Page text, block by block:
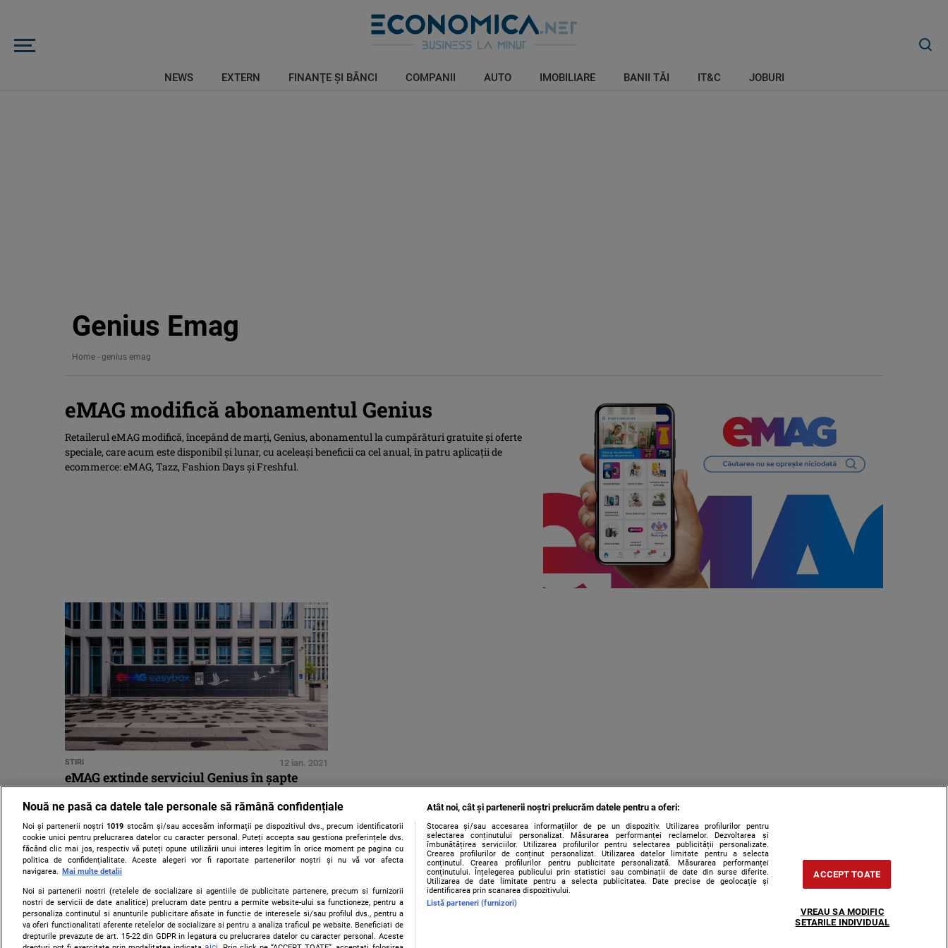
NEWS EXTERN FINANŢE ŞI BĂNCI COMPANII AUTO IMOBILIARE BANII TĂI IT&C JOBURI
Genius Emag
Home - genius emag
eMAG modifică abonamentul Genius
Retailerul eMAG modifică, începând de marți, Genius, abonamentul la cumpărături gratuite și oferte
speciale, care acum este disponibil și lunar, cu aceleași beneficii ca cel anual, în patru aplicații de
ecommerce: eMAG, Tazz, Fashion Days și Freshful.
STIRI 12 ian. 2021
eMAG extinde serviciul Genius în șapte
orașe din țară
Contact
Nouă ne pasă ca datele tale personale să rămână confidențiale
Noi și partenerii noștri1019 stocăm și/sau accesăm informații pe dispozitivul dvs., precum identificatorii
cookie unici pentru prelucrarea datelor cu caracter personal. Puteți accepta sau gestiona preferințele dvs.
făcând clic mai jos, respectiv vă puteți opune utilizării unui interes legitim în orice moment pe pagina cu
politica de confidențialitate. Aceste alegeri vor fi raportate partenerilor noștri și nu vă vor afecta
navigarea.
Mai multe detalii
Noi si partenerii nostri (retelele de socializare si agentiile de publicitate partenere, precum si furnizorii
nostri de servicii de date analitice) prelucram date pentru a permite website-ului sa functioneze, pentru a
personaliza continutul si anunturile publicitare afisate in functie de interesele si/sau profilul dvs., pentru a
va oferi functionalitati aferente retelelor de socializare si pentru a analiza traficul pe website. Beneficiati de
drepturile prevazute de art. 15-22 din GDPR in legatura cu prelucrarea datelor cu caracter personal. Aceste
Atât noi, cât și partenerii noștri prelucrăm datele pentru a oferi:
Stocarea și/sau accesarea informațiilor de pe un dispozitiv. Utilizarea profilurilor pentru
selectarea conținutului personalizat. Măsurarea performanței reclamelor. Dezvoltarea și
îmbunătățirea serviciilor. Utilizarea profilurilor pentru selectarea publicității personalizate.
Crearea profilurilor de conținut personalizat. Utilizarea datelor limitate pentru a selecta
conținutul. Crearea profilurilor pentru publicitate personalizată. Măsurarea performanței
conținutului. Înțelegerea publicului prin statistici sau combinații de date din surse diferite.
Utilizarea de date limitate pentru a selecta publicitatea. Date precise de geolocație și
identificarea prin scanarea dispozitivului.
Listă parteneri (furnizori)
ACCEPT TOATE
VREAU SA MODIFIC
SETARILE INDIVIDUAL